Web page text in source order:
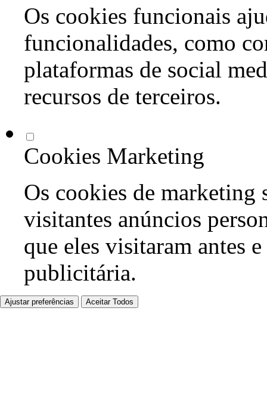
Os cookies funcionais
funcionalidades, como
plataformas de social
recursos de terceiros.
Cookies Marketing
Os cookies de marketing
visitantes anúncios
que eles visitaram antes
publicitária.
Ajustar preferências Aceitar Todos